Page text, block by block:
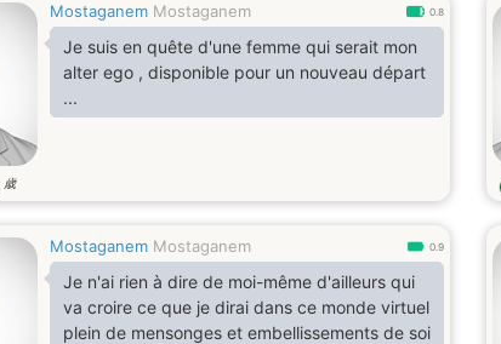
Mostaganem Mostaganem 0.8
Je suis en quête d'une femme qui serait mon
alter ego , disponible pour un nouveau départ
...
歳
Mostaganem Mostaganem 0.9
Je n'ai rien à dire de moi-même d'ailleurs qui
va croire ce que je dirai dans ce monde virtuel
plein de mensonges et embellissements de soi